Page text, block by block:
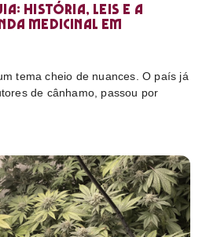
história, leis e a
medicinal em
tema cheio de nuances. O país já
de cânhamo, passou por